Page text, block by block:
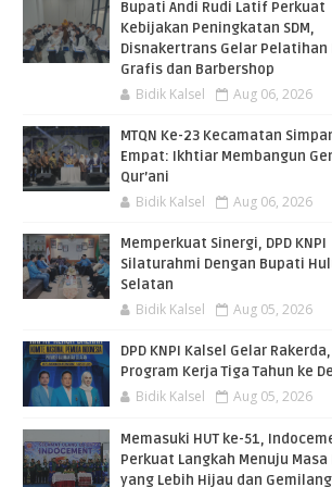
Bupati Andi Rudi Latif Perkuat
Kebijakan Peningkatan SDM,
Disnakertrans Gelar Pelatihan
Grafis dan Barbershop
Bidik Kalsel Aug 06, 2026
MTQN Ke-23 Kecamatan
Empat: Ikhtiar Membangun
Qur’ani
Bidik Kalsel Aug 06, 2026
Memperkuat Sinergi, DPD KNPI
Silaturahmi Dengan Bupati
Selatan
Bidik Kalsel Aug 05, 2026
DPD KNPI Kalsel Gelar
Program Kerja Tiga Tahun ke
Bidik Kalsel Aug 05, 2026
Memasuki HUT ke-51,
Perkuat Langkah Menuju Masa
yang Lebih Hijau dan Gemilang